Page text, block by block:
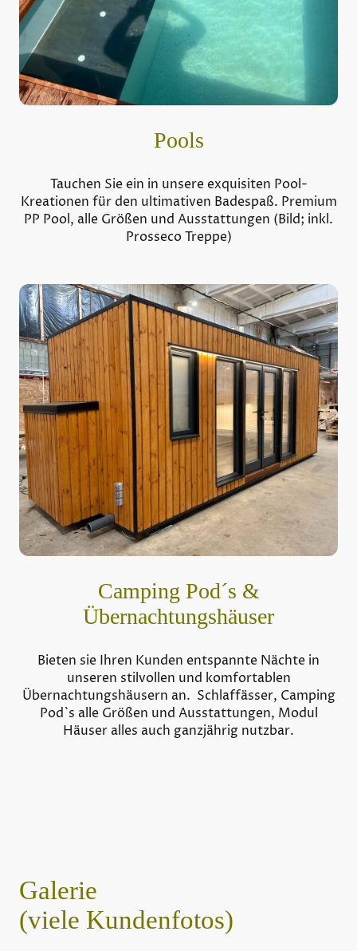
Pools
Tauchen Sie ein in unsere exquisiten Pool-
Kreationen für den ultimativen Badespaß. Premium
PP Pool, alle Größen und Ausstattungen (Bild; inkl.
Prosseco Treppe)
Camping Pod´s &
Übernachtungshäuser
Bieten sie Ihren Kunden entspannte Nächte in
unseren stilvollen und komfortablen
Übernachtungshäusern an. Schlaffässer, Camping
Pod`s alle Größen und Ausstattungen, Modul
Häuser alles auch ganzjährig nutzbar.
Galerie
(viele Kundenfotos)